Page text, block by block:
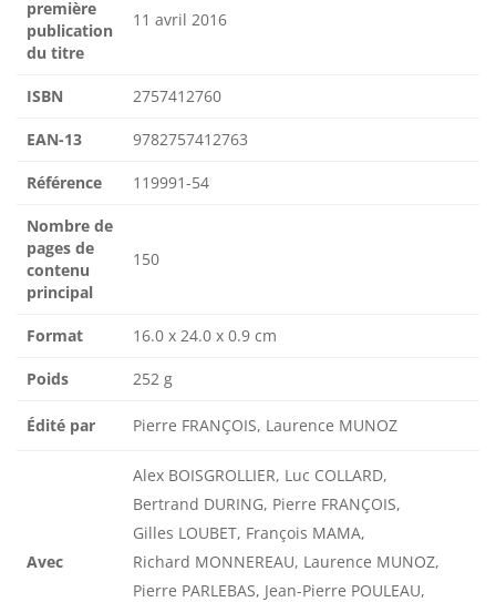
première
publication
du titre
11 avril 2016
ISBN 2757412760
EAN-13 9782757412763
Référence 119991-54
Nombre de
pages de
contenu
principal
150
Format 16.0 x 24.0 x 0.9 cm
Poids 252 g
Édité par Pierre FRANÇOIS, Laurence MUNOZ
Avec
Alex BOISGROLLIER, Luc COLLARD,
Bertrand DURING, Pierre FRANÇOIS,
Gilles LOUBET, François MAMA,
Richard MONNEREAU, Laurence MUNOZ,
Pierre PARLEBAS, Jean-Pierre POULEAU,